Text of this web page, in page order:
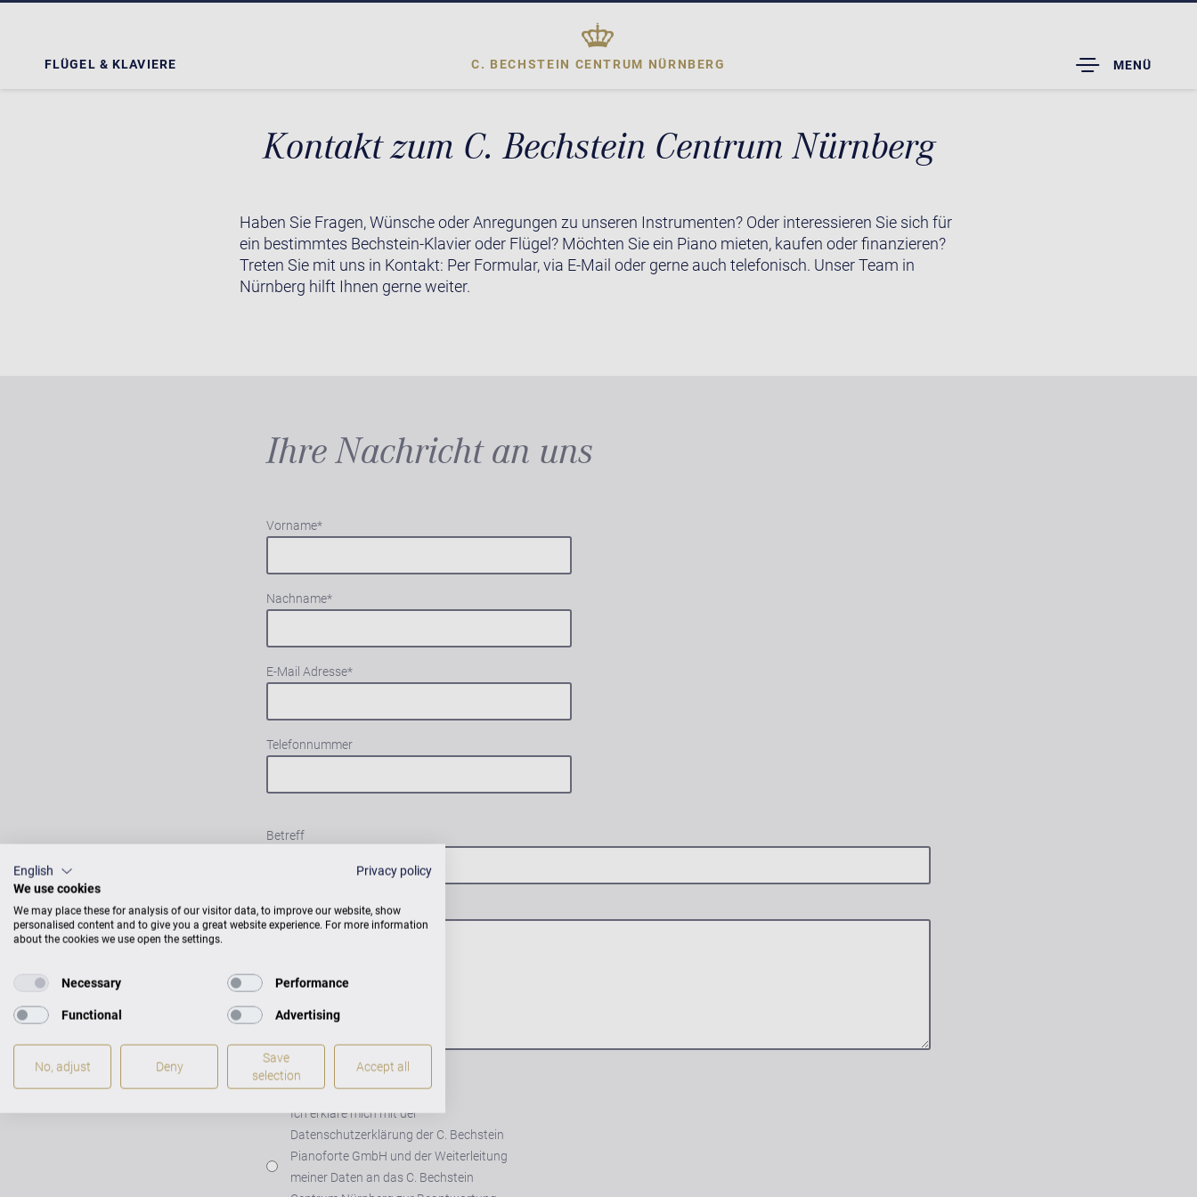
FLÜGEL & KLAVIERE C. BECHSTEIN CENTRUM NÜRNBERG
TOGGLE
DROPDOWN
MENÜ
Kontakt zum C. Bechstein Centrum Nürnberg
Haben Sie Fragen, Wünsche oder Anregungen zu unseren Instrumenten? Oder interessieren Sie sich für
ein bestimmtes Bechstein-Klavier oder Flügel? Möchten Sie ein Piano mieten, kaufen oder finanzieren?
Treten Sie mit uns in Kontakt: Per Formular, via E-Mail oder gerne auch telefonisch. Unser Team in
Nürnberg hilft Ihnen gerne weiter.
Ihre Nachricht an uns
Vorname*
Nachname*
E-Mail Adresse*
Telefonnummer
Betreff
Nachricht*
Einwilligung
*
Ich erkläre mich mit der
Datenschutzerklärung der C. Bechstein
Pianoforte GmbH und der Weiterleitung
meiner Daten an das C. Bechstein
English
Privacy policy
We use cookies
We may place these for analysis of our visitor data, to improve our website, show
personalised content and to give you a great website experience. For more information
about the cookies we use open the settings.
Necessary Performance
Functional Advertising
No, adjust Deny
Save
selection
Accept all